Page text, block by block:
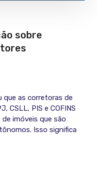
sobre
que as corretoras de
CSLL, PIS e COFINS
imóveis que são
Isso significa